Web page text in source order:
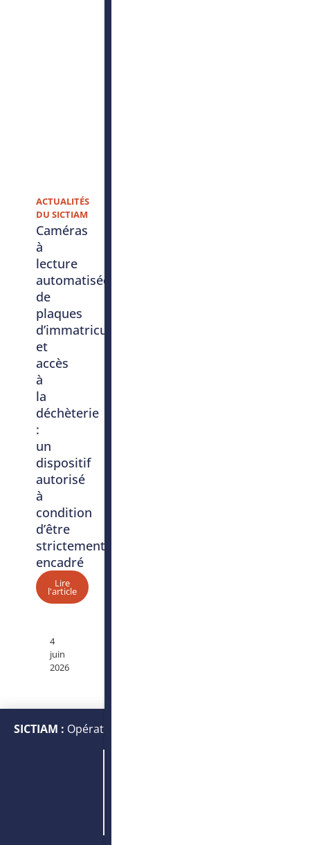
ACTUALITÉS
DU SICTIAM
Caméras
à
lecture
automatisée
de
plaques
d’immatriculation
et
accès
à
la
déchèterie
:
un
dispositif
autorisé
à
condition
d’être
strictement
encadré
Lire
l'article
4
juin
2026
SICTIAM : Opérateur public de services numériques et